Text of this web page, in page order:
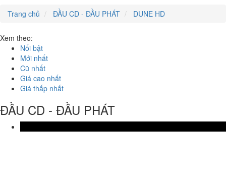
Trang chủ
ĐẦU CD - ĐẦU PHÁT DUNE HD
Xem theo:
Nổi bật
Mới nhất
Cũ nhất
Giá cao nhất
Giá thấp nhất
ĐẦU CD - ĐẦU PHÁT